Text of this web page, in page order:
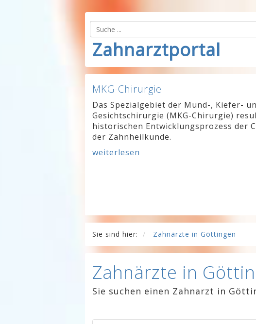
Zahnarztportal
MKG-Chirurgie
Das Spezialgebiet der Mund-, Kiefer-
Gesichtschirurgie (MKG-Chirurgie)
historischen Entwicklungsprozess der
der Zahnheilkunde.
weiterlesen
Sie sind hier: Zahnärzte in Göttingen
Zahnärzte in
Sie suchen einen Zahnarzt in